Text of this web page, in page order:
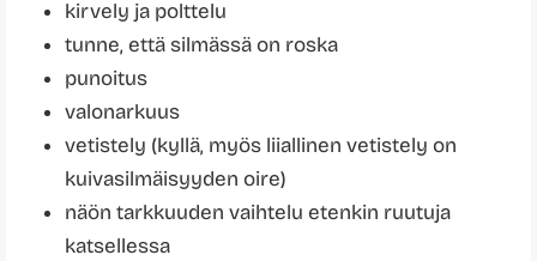
kirvely ja polttelu
tunne, että silmässä on roska
punoitus
valonarkuus
vetistely (kyllä, myös liiallinen vetistely on
kuivasilmäisyyden oire)
näön tarkkuuden vaihtelu etenkin ruutuja
katsellessa